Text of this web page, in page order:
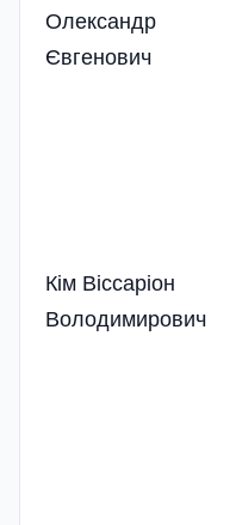
Олександр
Євгенович
Кім Віссаріон
Володимирович